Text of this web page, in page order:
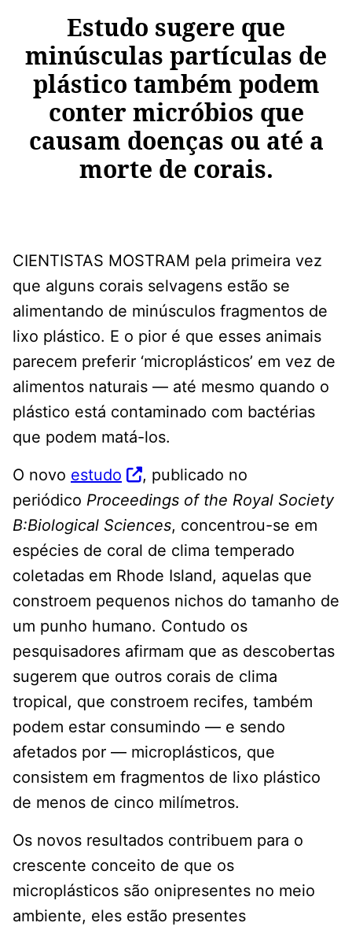
Estudo sugere que
minúsculas partículas de
plástico também podem
conter micróbios que
causam doenças ou até a
morte de corais.
CIENTISTAS MOSTRAM pela primeira vez
que alguns corais selvagens estão se
alimentando de minúsculos fragmentos de
lixo plástico. E o pior é que esses animais
parecem preferir ‘microplásticos’ em vez de
alimentos naturais — até mesmo quando o
plástico está contaminado com bactérias
que podem matá-los.
O novo estudo
, publicado no
periódico Proceedings of the Royal Society
B:Biological Sciences, concentrou-se em
espécies de coral de clima temperado
coletadas em Rhode Island, aquelas que
constroem pequenos nichos do tamanho de
um punho humano. Contudo os
pesquisadores afirmam que as descobertas
sugerem que outros corais de clima
tropical, que constroem recifes, também
podem estar consumindo — e sendo
afetados por — microplásticos, que
consistem em fragmentos de lixo plástico
de menos de cinco milímetros.
Os novos resultados contribuem para o
crescente conceito de que os
microplásticos são onipresentes no meio
ambiente, eles estão presentes